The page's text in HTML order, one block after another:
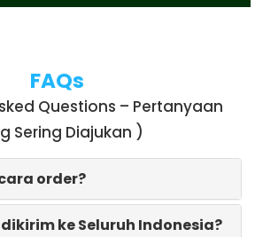
FAQs
Questions – Pertanyaan
Sering Diajukan )
order?
ke Seluruh Indonesia?